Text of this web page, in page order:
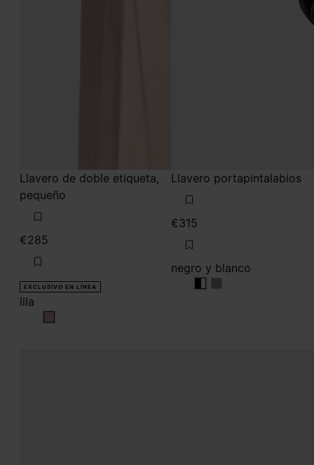
Llavero de doble etiqueta,
pequeño
€285
EXCLUSIVO EN LÍNEA
lila
lila
Llavero portapintalabios
€315
negro y blanco
negro y blanco
negro y blanco
negro y blanco